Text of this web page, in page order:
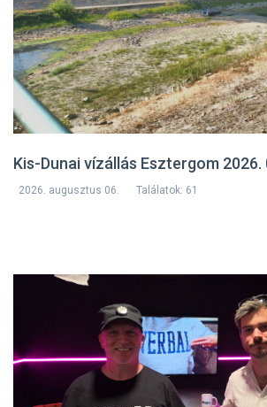
Kis-Dunai vízállás Esztergom 2026.
2026. augusztus 06. Találatok: 61